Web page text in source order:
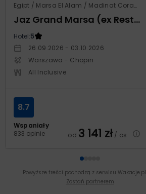
Egipt / Marsa El Alam / Madinat Coraya
Jaz Grand Marsa (ex Resta Grand Resort)
Hotel:5
26.09.2026 - 03.10.2026
Warszawa - Chopin
All Inclusive
Wspaniały
833 opinie
8.7
od 3 141 zł/ os.
Powyższe treści pochodzą z serwisu Wakacje.pl
Zostań partnerem